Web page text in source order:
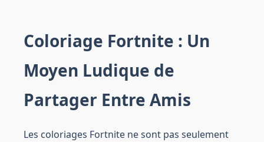
Coloriage Fortnite : Un
Moyen Ludique de
Partager Entre Amis
Les coloriages Fortnite ne sont pas seulement